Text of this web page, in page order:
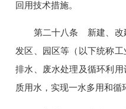
回用技术措施。
第二十八条 新建、改建
发区、园区等（以下统称工
排水、废水处理及循环利
质用水，实现一水多用和循